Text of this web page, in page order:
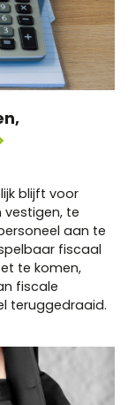
blijft voor
vestigen, te
aan te
fiscaal
te komen,
fiscale
teruggedraaid.